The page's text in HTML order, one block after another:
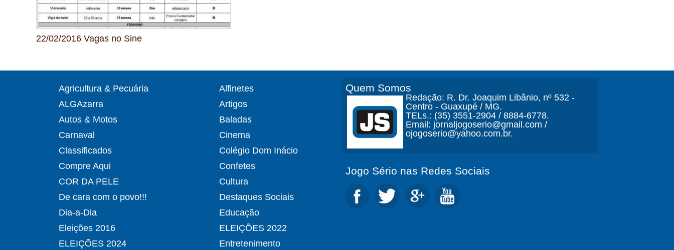
22/02/2016 Vagas no Sine
Agricultura & Pecuária
ALGAzarra
Autos & Motos
Carnaval
Classificados
Compre Aqui
COR DA PELE
De cara com o povo!!!
Dia-a-Dia
Eleições 2016
ELEIÇÕES 2024
Alfinetes
Artigos
Baladas
Cinema
Colégio Dom Inácio
Confetes
Cultura
Destaques Sociais
Educação
ELEIÇÕES 2022
Entretenimento
Quem Somos
Redação: R. Dr. Joaquim Libânio, nº 532 -
Centro - Guaxupé / MG.
TELs.: (35) 3551-2904 / 8884-6778.
Email: jornaljogoserio@gmail.com /
ojogoserio@yahoo.com.br.
Jogo Sério nas Redes Sociais